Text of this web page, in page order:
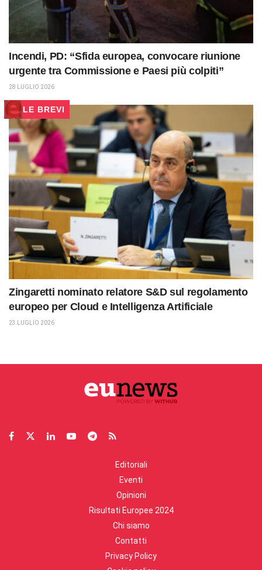
Incendi, PD: “Sfida europea, convocare riunione
urgente tra Commissione e Paesi più colpiti”
28 LUGLIO 2026
LE BREVI
Zingaretti nominato relatore S&D sul regolamento
europeo per Cloud e Intelligenza Artificiale
23 LUGLIO 2026
Editoriali
Eventi
Opinioni
Risultati Europee 2024
Chi siamo
Contatti
Privacy Policy